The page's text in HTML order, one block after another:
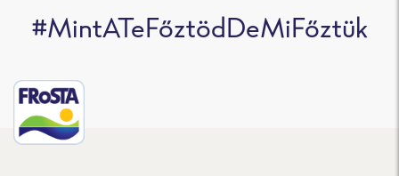
#MintATeFőztödDeMiFőztük